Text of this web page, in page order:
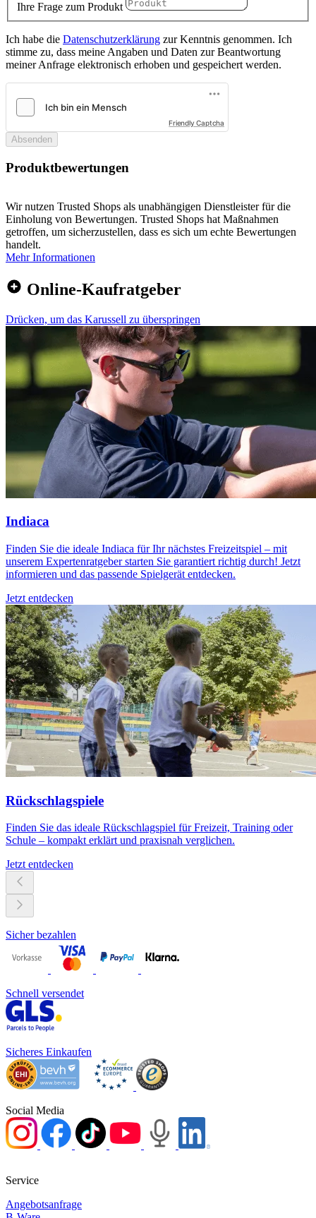
Ihre Frage zum Produkt
Ich habe die Datenschutzerklärung zur Kenntnis genommen. Ich
stimme zu, dass meine Angaben und Daten zur Beantwortung
meiner Anfrage elektronisch erhoben und gespeichert werden.
Friendly Captcha
Absenden
Produktbewertungen
Wir nutzen Trusted Shops als unabhängigen Dienstleister für die
Einholung von Bewertungen. Trusted Shops hat Maßnahmen
getroffen, um sicherzustellen, dass es sich um echte Bewertungen
handelt.
Mehr Informationen
Online-Kaufratgeber
Drücken, um das Karussell zu überspringen
Indiaca
Finden Sie die ideale Indiaca für Ihr nächstes Freizeitspiel – mit
unserem Expertenratgeber starten Sie garantiert richtig durch! Jetzt
informieren und das passende Spielgerät entdecken.
Jetzt entdecken
Rückschlagspiele
Finden Sie das ideale Rückschlagspiel für Freizeit, Training oder
Schule – kompakt erklärt und praxisnah verglichen.
Jetzt entdecken
Sicher bezahlen
Schnell versendet
Sicheres Einkaufen
Social Media
Service
Angebotsanfrage